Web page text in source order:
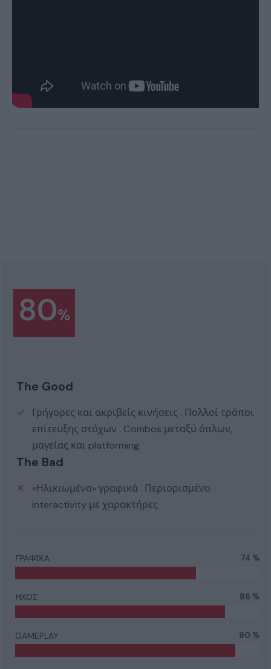
80%
The Good
Γρήγορες και ακριβείς κινήσεις . Πολλοί τρόποι
επίτευξης στόχων . Combos μεταξύ όπλων,
μαγείας και platforming
The Bad
«Ηλικιωμένα» γραφικά . Περιορισμένο
interactivity με χαρακτήρες
ΓΡΑΦΙΚΑ 74 %
ΗΧΟΣ 86 %
GAMEPLAY 90 %